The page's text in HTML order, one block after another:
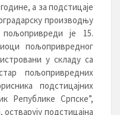
а за подстицаје
производњу
је 15.
пољопривредног
у складу са
пољопривредних
подстицајних
Републике Српске”,
остварују подстицајна